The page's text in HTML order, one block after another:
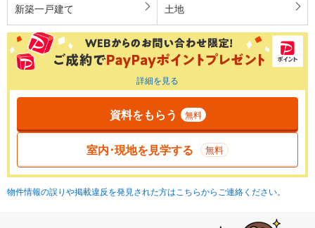
新築一戸建て 土地
詳細を見る
資料をもらう 無料
室内･現地を見学する 無料
物件情報の誤りや掲載違反を発見された方はこちらからご連絡ください。